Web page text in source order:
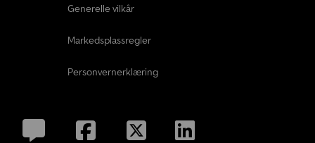
Generelle vilkår
Markedsplassregler
Personvernerklæring